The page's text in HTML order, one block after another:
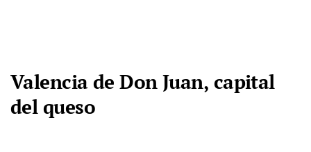
Valencia de Don Juan, capital
del queso